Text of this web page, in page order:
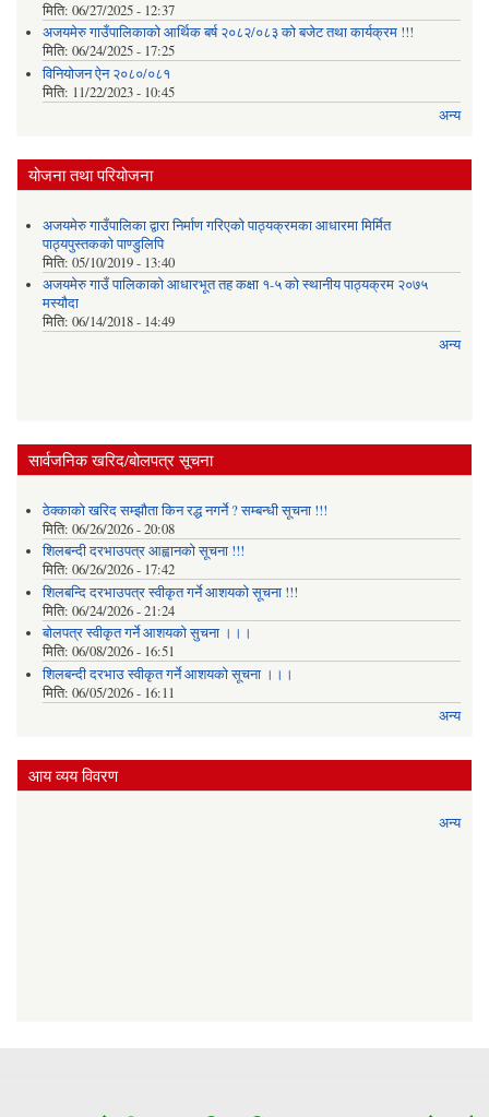
मिति: 06/27/2025 - 12:37
अजयमेरु गाउँपालिकाको आर्थिक बर्ष २०८२/०८३ को बजेट तथा कार्यक्रम !!!
मिति: 06/24/2025 - 17:25
विनियोजन ऐन २०८०/०८१
मिति: 11/22/2023 - 10:45
अन्य
योजना तथा परियोजना
अजयमेरु गाउँपालिका द्वारा निर्माण गरिएको पाठ्यक्रमका आधारमा मिर्मित
पाठ्यपुस्तकको पाण्डुलिपि
मिति: 05/10/2019 - 13:40
अजयमेरु गाउँ पालिकाको आधारभूत तह कक्षा १-५ को स्थानीय पाठ्यक्रम २०७५
मस्यौदा
मिति: 06/14/2018 - 14:49
अन्य
सार्वजनिक खरिद/बोलपत्र सूचना
ठेक्काको खरिद सम्झौता किन रद्ध नगर्ने ? सम्बन्धी सूचना !!!
मिति: 06/26/2026 - 20:08
शिलबन्दी दरभाउपत्र आह्वानको सूचना !!!
मिति: 06/26/2026 - 17:42
शिलबन्दि दरभाउपत्र स्वीकृत गर्ने आशयकाे सूचना !!!
मिति: 06/24/2026 - 21:24
बोलपत्र स्वीकृत गर्ने आशयको सुचना ।।।
मिति: 06/08/2026 - 16:51
शिलबन्दी दरभाउ स्वीकृत गर्ने आशयको सूचना ।।।
मिति: 06/05/2026 - 16:11
अन्य
आय व्यय विवरण
अन्य